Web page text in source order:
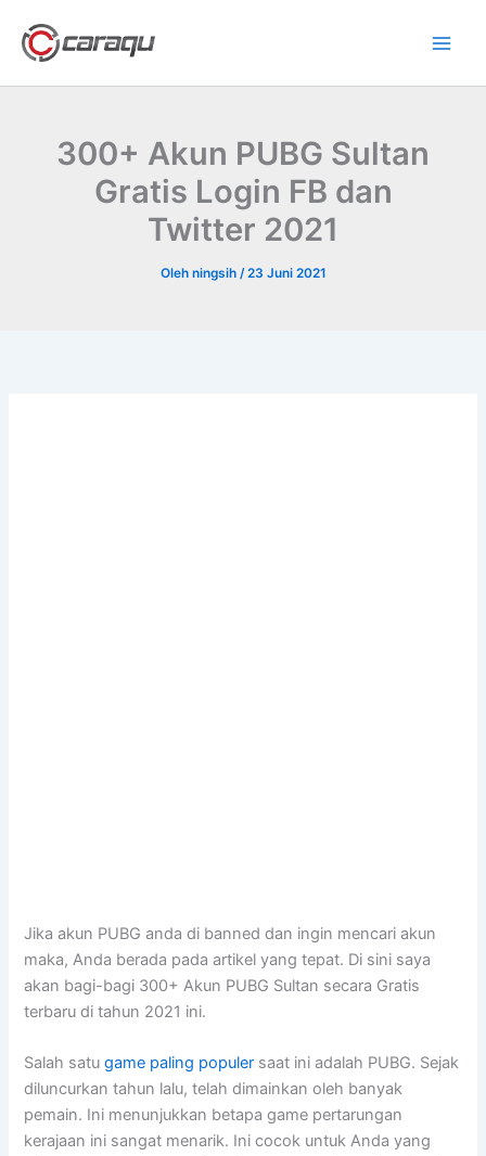
konten
300+ Akun PUBG Sultan
Gratis Login FB dan
Twitter 2021
Oleh ningsih /23 Juni 2021
Jika akun PUBG anda di banned dan ingin mencari akun
maka, Anda berada pada artikel yang tepat. Di sini saya
akan bagi-bagi 300+ Akun PUBG Sultan secara Gratis
terbaru di tahun 2021 ini.
Salah satugame paling populer saat ini adalah PUBG. Sejak
diluncurkan tahun lalu, telah dimainkan oleh banyak
pemain. Ini menunjukkan betapa game pertarungan
kerajaan ini sangat menarik. Ini cocok untuk Anda yang